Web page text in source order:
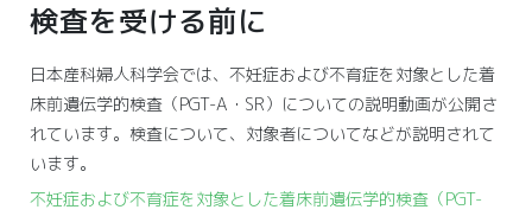
検査を受ける前に
日本産科婦人科学会では、不妊症および不育症を対象とした着
床前遺伝学的検査（PGT-A・SR）についての説明動画が公開さ
れています。検査について、対象者についてなどが説明されて
います。
不妊症および不育症を対象とした着床前遺伝学的検査（PGT-